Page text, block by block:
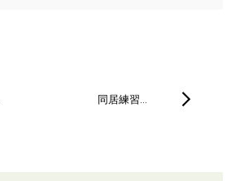
同居練習…